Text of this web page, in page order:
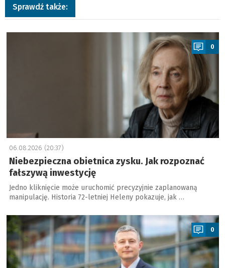
Sprawdź także:
a
0
06.08.2026 (20:37)
Niebezpieczna obietnica zysku. Jak rozpoznać
fałszywą inwestycję
Jedno kliknięcie może uruchomić precyzyjnie zaplanowaną
manipulację. Historia 72-letniej Heleny pokazuje, jak …
a
0